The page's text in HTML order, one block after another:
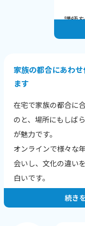
講師
上達
「発
と、
た！」
「長
「全
が、
家族の都合にあわ
ます
在宅で家族の都合に
のと、場所にもしば
が魅力です。
オンラインで様々な
会いし、文化の違い
白いです。
お一人・お一人の希
続き